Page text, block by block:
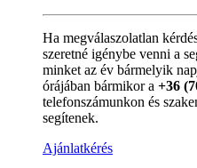
Ha megválaszolatlan
szeretné igénybe venni a
minket az év bármelyik
órájában bármikor a +36
telefonszámunkon és
segítenek.
Ajánlatkérés